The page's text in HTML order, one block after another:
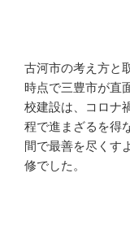
古河市の考え方と
時点で三豊市が直
校建設は、コロナ
程で進まざるを得
間で最善を尽くす
修でした。